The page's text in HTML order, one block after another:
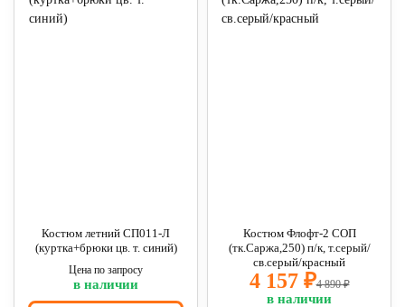
Костюм летний СП011-Л
(куртка+брюки цв. т. синий)
Цена по запросу
в наличии
Костюм Флофт-2 СОП
(тк.Саржа,250) п/к, т.серый/
св.серый/красный
4 157 ₽4 890 ₽
в наличии